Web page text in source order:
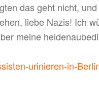
das geht nicht,
liebe Nazis! Ich
meine
urinieren-in-